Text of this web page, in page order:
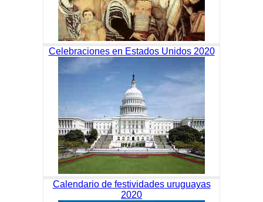
Celebraciones en Estados Unidos 2020
Calendario de festividades uruguayas
2020